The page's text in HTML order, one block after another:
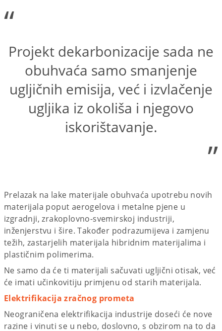
“
Projekt dekarbonizacije sada ne
obuhvaća samo smanjenje
ugljičnih emisija, već i izvlačenje
ugljika iz okoliša i njegovo
iskorištavanje.
”
Prelazak na lake materijale obuhvaća upotrebu novih
materijala poput aerogelova i metalne pjene u
izgradnji, zrakoplovno-svemirskoj industriji,
inženjerstvu i šire. Također podrazumijeva i zamjenu
težih, zastarjelih materijala hibridnim materijalima i
plastičnim polimerima.
Ne samo da će ti materijali sačuvati ugljični otisak, već
će imati učinkovitiju primjenu od starih materijala.
Elektrifikacija zračnog prometa
Neograničena elektrifikacija industrije doseći će nove
razine i vinuti se u nebo, doslovno, s obzirom na to da